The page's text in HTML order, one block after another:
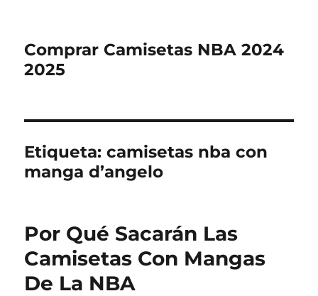
Comprar Camisetas NBA 2024
2025
Etiqueta:camisetas nba con
manga d’angelo
Por Qué Sacarán Las
Camisetas Con Mangas
De La NBA